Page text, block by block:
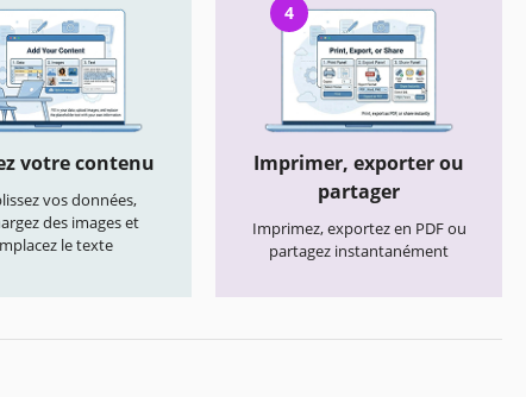
votre contenu
vos données,
des images et
le texte
4
Imprimer, exporter ou
partager
Imprimez, exportez en PDF ou
partagez instantanément